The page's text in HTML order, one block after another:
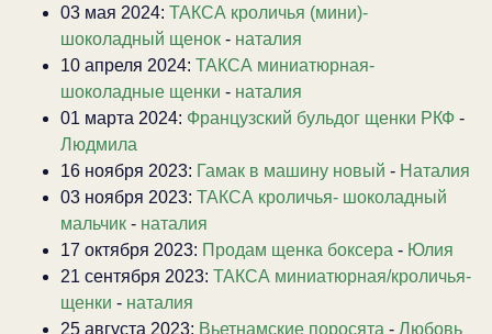
03 мая 2024: ТАКСА кроличья (мини)-
шоколадный щенок - наталия
10 апреля 2024: ТАКСА миниатюрная-
шоколадные щенки - наталия
01 марта 2024: Французский бульдог щенки РКФ -
Людмила
16 ноября 2023: Гамак в машину новый - Наталия
03 ноября 2023: ТАКСА кроличья- шоколадный
мальчик - наталия
17 октября 2023: Продам щенка боксера - Юлия
21 сентября 2023: ТАКСА миниатюрная/кроличья-
щенки - наталия
25 августа 2023: Вьетнамские поросята - Любовь